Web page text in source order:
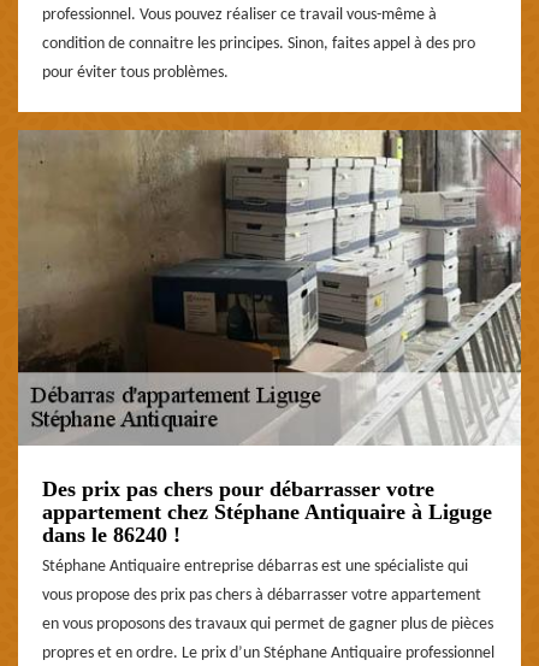
professionnel. Vous pouvez réaliser ce travail vous-même à
condition de connaitre les principes. Sinon, faites appel à des pro
pour éviter tous problèmes.
Des prix pas chers pour débarrasser votre
appartement chez Stéphane Antiquaire à Liguge
dans le 86240 !
Stéphane Antiquaire entreprise débarras est une spécialiste qui
vous propose des prix pas chers à débarrasser votre appartement
en vous proposons des travaux qui permet de gagner plus de pièces
propres et en ordre. Le prix d’un Stéphane Antiquaire professionnel